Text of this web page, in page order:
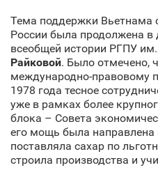
Тема поддержки Вьетнама
России была продолжена
всеобщей истории РГПУ
Райковой. Было отмечено,
международно-правовому
1978 года тесное
уже в рамках более
блока – Совета
его мощь была направлена
поставляла сахар по
строила производства и